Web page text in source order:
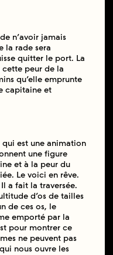
n’avoir jamais
la rade sera
quitter le port. La
peur de la
qu’elle emprunte
capitaine et
qui est une animation
une figure
et à la peur du
Le voici en rêve.
a fait la traversée.
d’os de tailles
de ces os, le
emporté par la
pour montrer ce
ne peuvent pas
nous ouvre les